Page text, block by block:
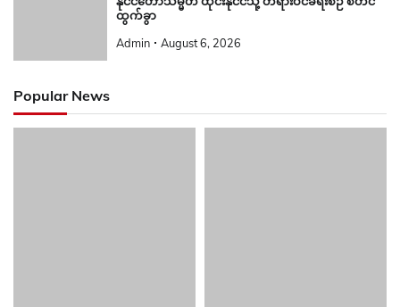
ထွက်ခွာ
Admin August 6, 2026
Popular News